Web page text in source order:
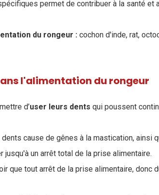
permet de contribuer à la santé et
du rongeur : cochon d'inde, rat,
l'alimentation du rongeur
d’user leurs dents qui poussent
cause de gênes à la mastication, ainsi
un arrêt total de la prise alimentaire.
que tout arrêt de la prise alimentaire, donc